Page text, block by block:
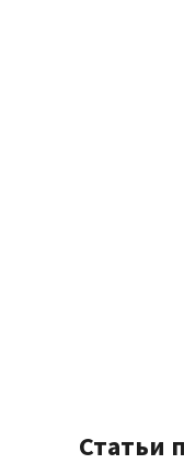
Статьи